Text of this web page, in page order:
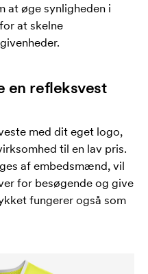
at øge synligheden i
at skelne
en refleksvest
med dit eget logo,
til en lav pris.
af embedsmænd, vil
for besøgende og give
fungerer også som